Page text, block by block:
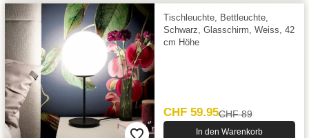
Tischleuchte, Bettleuchte,
Schwarz, Glasschirm, Weiss, 42
cm Höhe
CHF 59.95CHF 89
In den Warenkorb